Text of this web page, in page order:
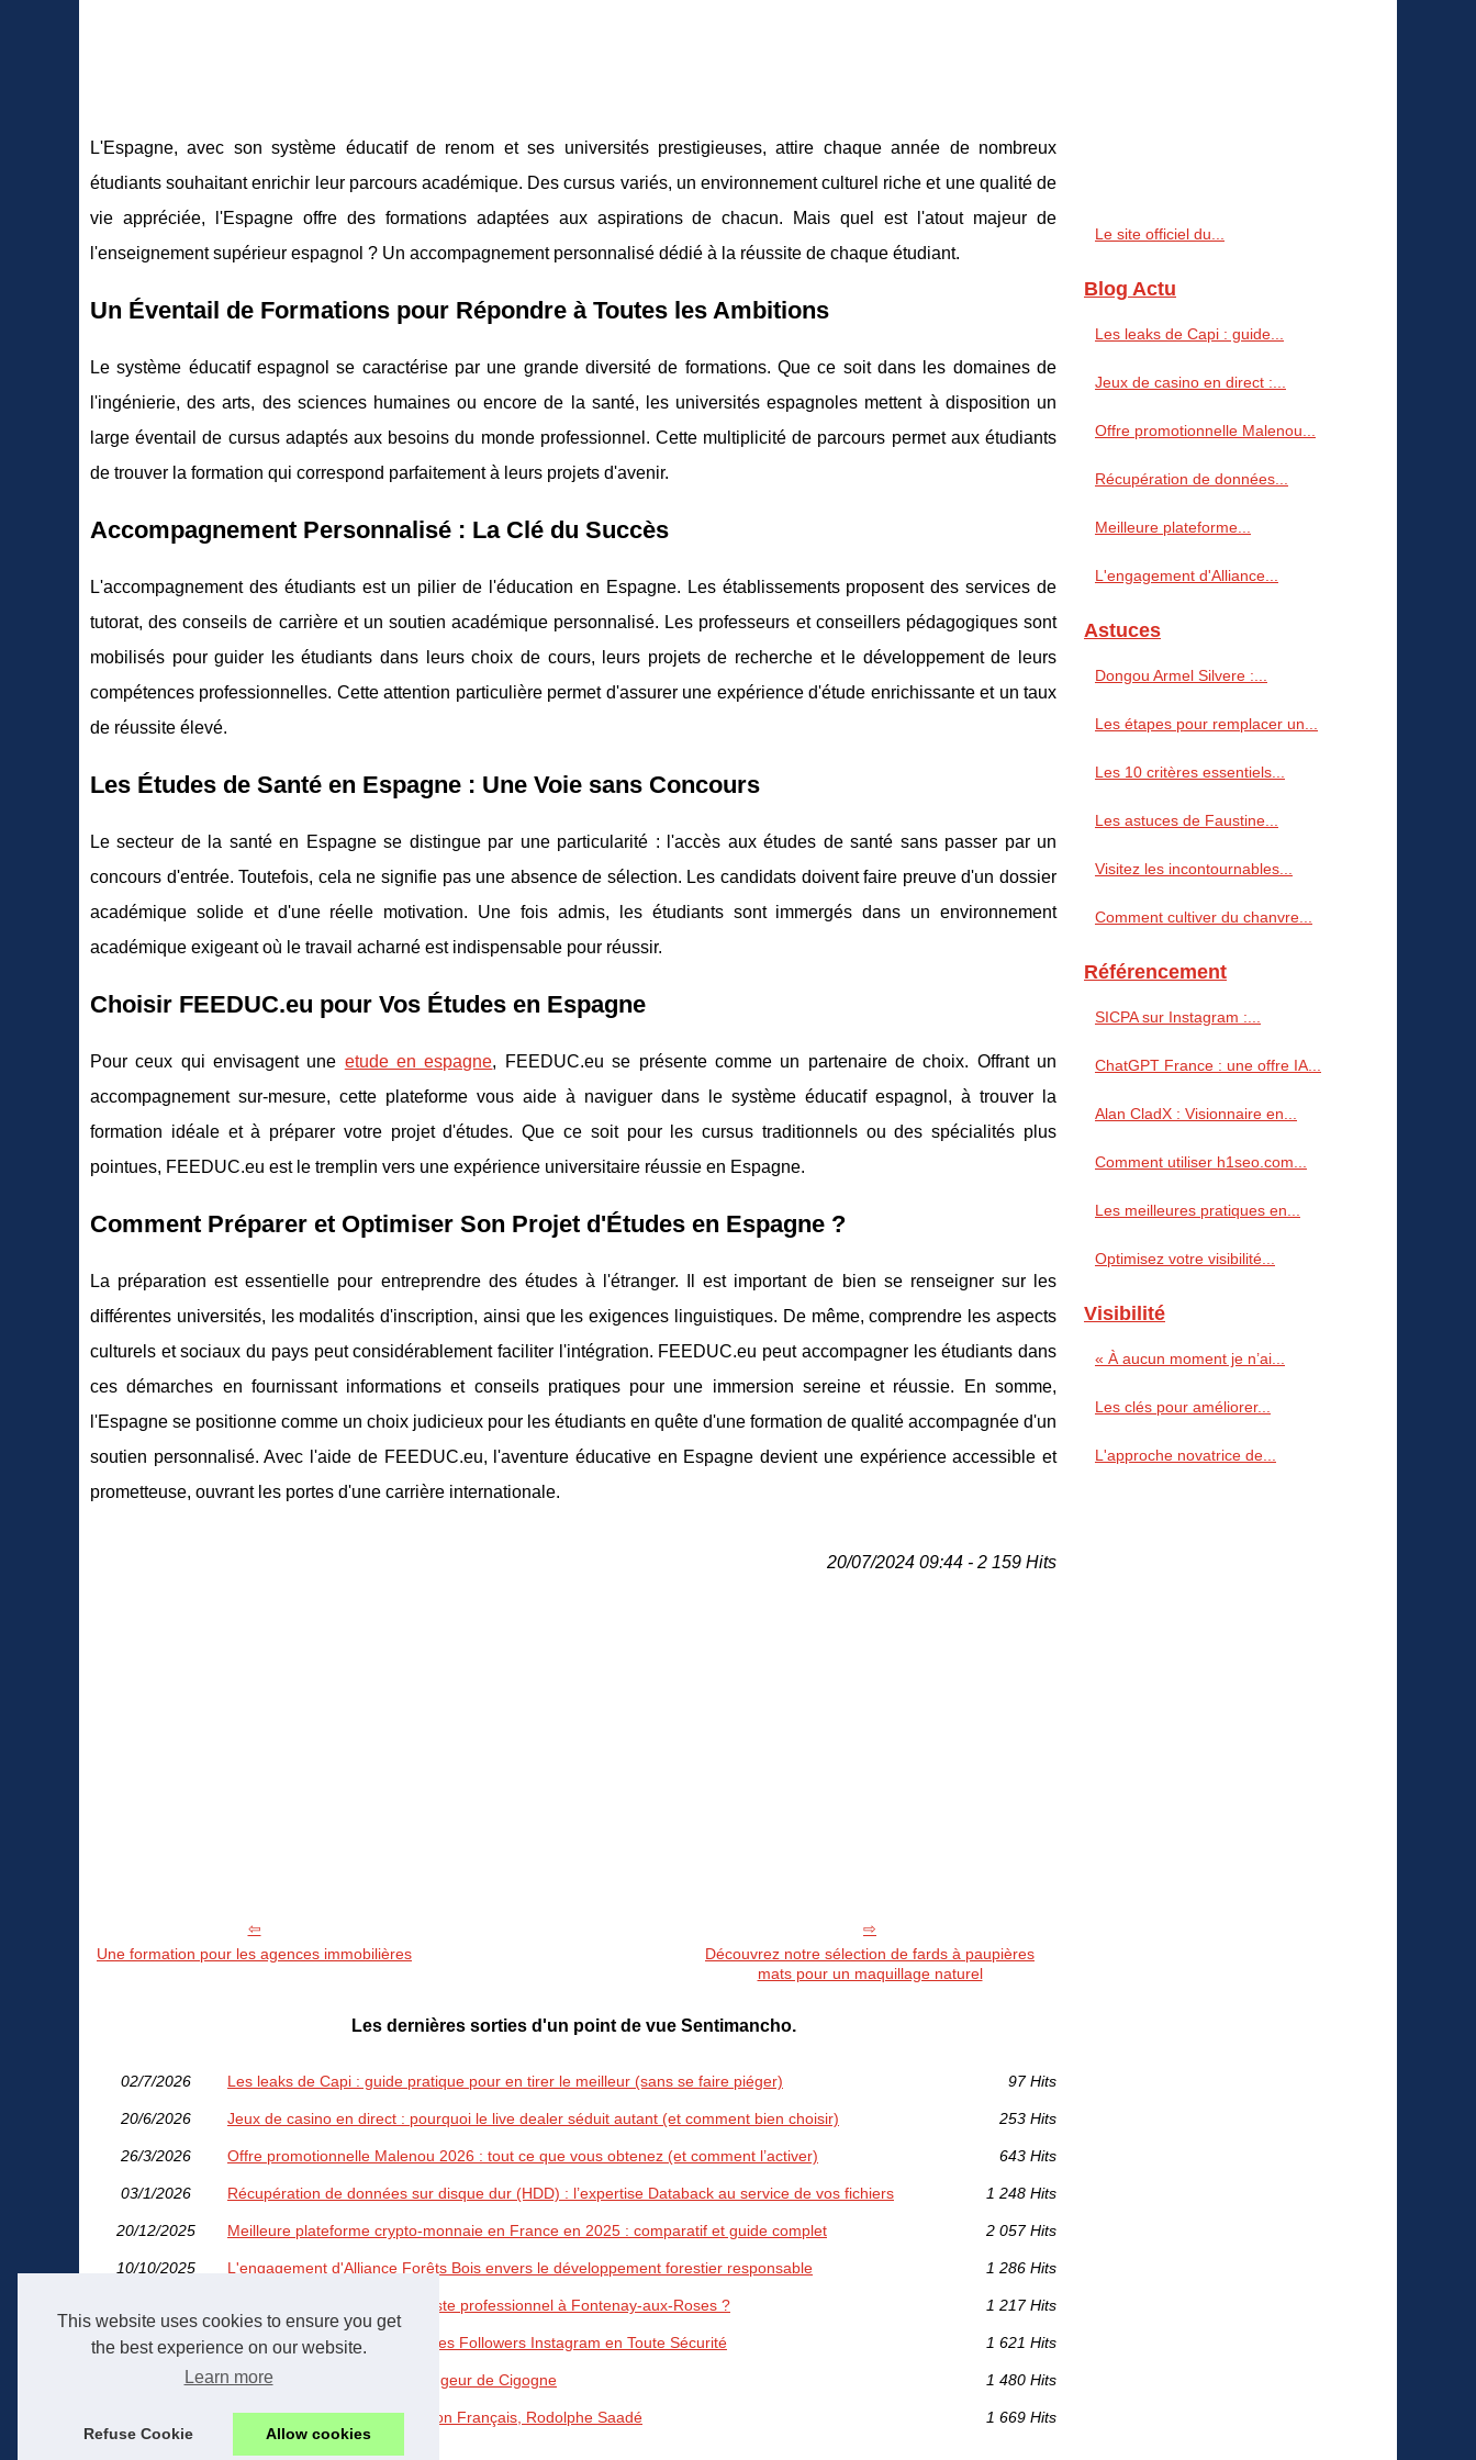
This website uses cookies to ensure you get
the best experience on our website.
Learn more
Refuse Cookie Allow cookies
L'Espagne, avec son système éducatif de renom et ses universités prestigieuses, attire chaque année de nombreux
étudiants souhaitant enrichir leur parcours académique. Des cursus variés, un environnement culturel riche et une qualité de
vie appréciée, l'Espagne offre des formations adaptées aux aspirations de chacun. Mais quel est l'atout majeur de
l'enseignement supérieur espagnol ? Un accompagnement personnalisé dédié à la réussite de chaque étudiant.
Un Éventail de Formations pour Répondre à Toutes les Ambitions
Le système éducatif espagnol se caractérise par une grande diversité de formations. Que ce soit dans les domaines de
l'ingénierie, des arts, des sciences humaines ou encore de la santé, les universités espagnoles mettent à disposition un
large éventail de cursus adaptés aux besoins du monde professionnel. Cette multiplicité de parcours permet aux étudiants
de trouver la formation qui correspond parfaitement à leurs projets d'avenir.
Accompagnement Personnalisé : La Clé du Succès
L'accompagnement des étudiants est un pilier de l'éducation en Espagne. Les établissements proposent des services de
tutorat, des conseils de carrière et un soutien académique personnalisé. Les professeurs et conseillers pédagogiques sont
mobilisés pour guider les étudiants dans leurs choix de cours, leurs projets de recherche et le développement de leurs
compétences professionnelles. Cette attention particulière permet d'assurer une expérience d'étude enrichissante et un taux
de réussite élevé.
Les Études de Santé en Espagne : Une Voie sans Concours
Le secteur de la santé en Espagne se distingue par une particularité : l'accès aux études de santé sans passer par un
concours d'entrée. Toutefois, cela ne signifie pas une absence de sélection. Les candidats doivent faire preuve d'un dossier
académique solide et d'une réelle motivation. Une fois admis, les étudiants sont immergés dans un environnement
académique exigeant où le travail acharné est indispensable pour réussir.
Choisir FEEDUC.eu pour Vos Études en Espagne
Pour ceux qui envisagent une etude en espagne, FEEDUC.eu se présente comme un partenaire de choix. Offrant un
accompagnement sur-mesure, cette plateforme vous aide à naviguer dans le système éducatif espagnol, à trouver la
formation idéale et à préparer votre projet d'études. Que ce soit pour les cursus traditionnels ou des spécialités plus
pointues, FEEDUC.eu est le tremplin vers une expérience universitaire réussie en Espagne.
Comment Préparer et Optimiser Son Projet d'Études en Espagne ?
La préparation est essentielle pour entreprendre des études à l'étranger. Il est important de bien se renseigner sur les
différentes universités, les modalités d'inscription, ainsi que les exigences linguistiques. De même, comprendre les aspects
culturels et sociaux du pays peut considérablement faciliter l'intégration. FEEDUC.eu peut accompagner les étudiants dans
ces démarches en fournissant informations et conseils pratiques pour une immersion sereine et réussie. En somme,
l'Espagne se positionne comme un choix judicieux pour les étudiants en quête d'une formation de qualité accompagnée d'un
soutien personnalisé. Avec l'aide de FEEDUC.eu, l'aventure éducative en Espagne devient une expérience accessible et
prometteuse, ouvrant les portes d'une carrière internationale.
20/07/2024 09:44 - 2 159 Hits
Une formation pour les agences immobilières
Découvrez notre sélection de fards à paupières
mats pour un maquillage naturel
Les dernières sorties d'un point de vue Sentimancho.
02/7/2026 Les leaks de Capi : guide pratique pour en tirer le meilleur (sans se faire piéger) 97 Hits
20/6/2026 Jeux de casino en direct : pourquoi le live dealer séduit autant (et comment bien choisir) 253 Hits
26/3/2026 Offre promotionnelle Malenou 2026 : tout ce que vous obtenez (et comment l’activer) 643 Hits
03/1/2026 Récupération de données sur disque dur (HDD) : l’expertise Databack au service de vos fichiers 1 248 Hits
20/12/2025 Meilleure plateforme crypto-monnaie en France en 2025 : comparatif et guide complet 2 057 Hits
10/10/2025 L'engagement d'Alliance Forêts Bois envers le développement forestier responsable 1 286 Hits
Comment choisir un chauffagiste professionnel à Fontenay-aux-Roses ? 1 217 Hits
24/8/2025 Guide Complet pour Acheter des Followers Instagram en Toute Sécurité 1 621 Hits
07/8/2025 Les Secrets Culinaires du Mangeur de Cigogne 1 480 Hits
Les Echos : Portrait d'un Tycoon Français, Rodolphe Saadé 1 669 Hits
Le site officiel du...
Blog Actu
Les leaks de Capi : guide...
Jeux de casino en direct :...
Offre promotionnelle Malenou...
Récupération de données...
Meilleure plateforme...
L'engagement d'Alliance...
Astuces
Dongou Armel Silvere :...
Les étapes pour remplacer un...
Les 10 critères essentiels...
Les astuces de Faustine...
Visitez les incontournables...
Comment cultiver du chanvre...
Référencement
SICPA sur Instagram :...
ChatGPT France : une offre IA...
Alan CladX : Visionnaire en...
Comment utiliser h1seo.com...
Les meilleures pratiques en...
Optimisez votre visibilité...
Visibilité
« À aucun moment je n’ai...
Les clés pour améliorer...
L'approche novatrice de...